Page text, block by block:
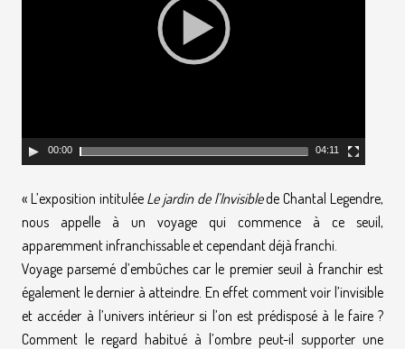
00:00 04:11
« L’exposition intitulée Le jardin de l’Invisiblede Chantal Legendre,
nous appelle à un voyage qui commence à ce seuil,
apparemment infranchissable et cependant déjà franchi.
Voyage parsemé d’embûches car le premier seuil à franchir est
également le dernier à atteindre. En effet comment voir l’invisible
et accéder à l’univers intérieur si l’on est prédisposé à le faire ?
Comment le regard habitué à l’ombre peut-il supporter une